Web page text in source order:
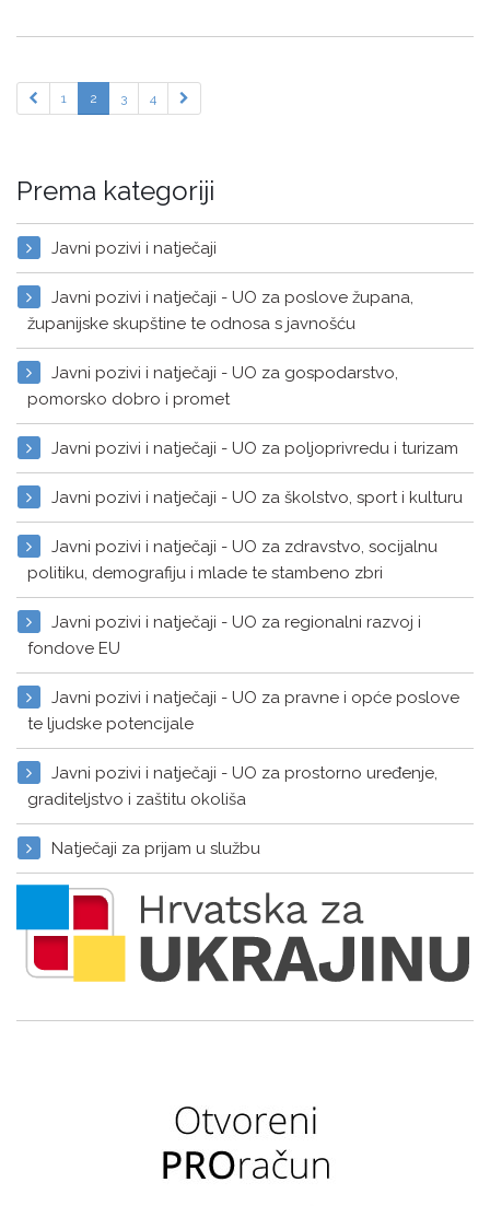
1 2 3 4
Prema kategoriji
Javni pozivi i natječaji
Javni pozivi i natječaji - UO za poslove župana,
županijske skupštine te odnosa s javnošću
Javni pozivi i natječaji - UO za gospodarstvo,
pomorsko dobro i promet
Javni pozivi i natječaji - UO za poljoprivredu i turizam
Javni pozivi i natječaji - UO za školstvo, sport i kulturu
Javni pozivi i natječaji - UO za zdravstvo, socijalnu
politiku, demografiju i mlade te stambeno zbri
Javni pozivi i natječaji - UO za regionalni razvoj i
fondove EU
Javni pozivi i natječaji - UO za pravne i opće poslove
te ljudske potencijale
Javni pozivi i natječaji - UO za prostorno uređenje,
graditeljstvo i zaštitu okoliša
Natječaji za prijam u službu